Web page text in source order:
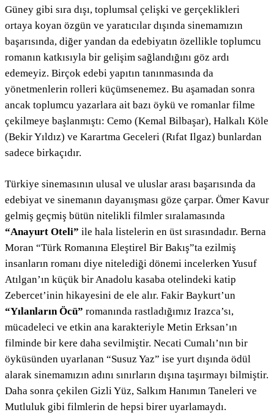
Güney gibi sıra dışı, toplumsal çelişki ve gerçeklikleri
ortaya koyan özgün ve yaratıcılar dışında sinemamızın
başarısında, diğer yandan da edebiyatın özellikle toplumcu
romanın katkısıyla bir gelişim sağlandığını göz ardı
edemeyiz. Birçok edebi yapıtın tanınmasında da
yönetmenlerin rolleri küçümsenemez. Bu aşamadan sonra
ancak toplumcu yazarlara ait bazı öykü ve romanlar filme
çekilmeye başlanmıştı: Cemo (Kemal Bilbaşar), Halkalı Köle
(Bekir Yıldız) ve Karartma Geceleri (Rıfat Ilgaz) bunlardan
sadece birkaçıdır.
Türkiye sinemasının ulusal ve uluslar arası başarısında da
edebiyat ve sinemanın dayanışması göze çarpar. Ömer Kavur
gelmiş geçmiş bütün nitelikli filmler sıralamasında
“Anayurt Oteli” ile hala listelerin en üst sırasındadır. Berna
Moran “Türk Romanına Eleştirel Bir Bakış”ta ezilmiş
insanların romanı diye nitelediği dönemi incelerken Yusuf
Atılgan’ın küçük bir Anadolu kasaba otelindeki katip
Zebercet’inin hikayesini de ele alır. Fakir Baykurt’un
“Yılanların Öcü” romanında rastladığımız Irazca’sı,
mücadeleci ve etkin ana karakteriyle Metin Erksan’ın
filminde bir kere daha sevilmiştir. Necati Cumalı’nın bir
öyküsünden uyarlanan “Susuz Yaz” ise yurt dışında ödül
alarak sinemamızın adını sınırların dışına taşırmayı bilmiştir.
Daha sonra çekilen Gizli Yüz, Salkım Hanımın Taneleri ve
Mutluluk gibi filmlerin de hepsi birer uyarlamaydı.